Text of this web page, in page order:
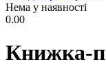
Нема у наявності
0.00
Книжка-